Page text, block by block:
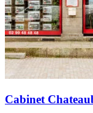
Cabinet